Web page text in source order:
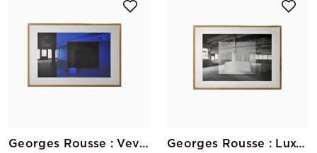
Georges Rousse : Vevey Georges Rousse : Luxembourg (blanc)